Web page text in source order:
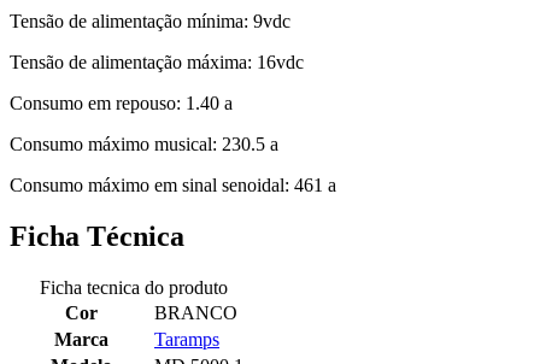
Tensão de alimentação mínima: 9vdc
Tensão de alimentação máxima: 16vdc
Consumo em repouso: 1.40 a
Consumo máximo musical: 230.5 a
Consumo máximo em sinal senoidal: 461 a
Ficha Técnica
Ficha tecnica do produto
Cor
BRANCO
Marca
Taramps